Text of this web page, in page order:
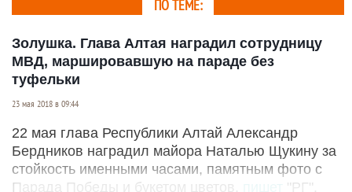
ПО ТЕМЕ:
Золушка. Глава Алтая наградил сотрудницу
МВД, маршировавшую на параде без
туфельки
23 мая 2018 в 09:44
22 мая глава Республики Алтай Александр
Бердников наградил майора Наталью Щукину за
стойкость именными часами, памятным фото с
Парада Победы и букетом цветов,
"РГ".